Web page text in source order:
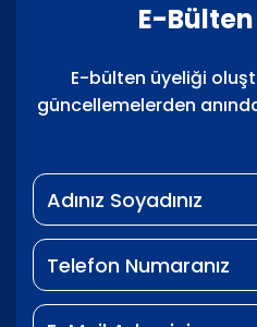
E-
E-bülten üyeliği
güncellemelerden